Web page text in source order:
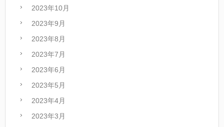
2023年10月
2023年9月
2023年8月
2023年7月
2023年6月
2023年5月
2023年4月
2023年3月